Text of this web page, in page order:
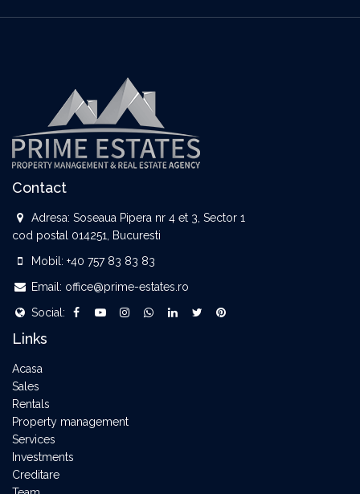
Contact
Adresa: Soseaua Pipera nr 4 et 3, Sector 1
cod postal 014251, Bucuresti
Mobil: +40 757 83 83 83
Email: office@prime-estates.ro
Social:
Links
Acasa
Sales
Rentals
Property management
Services
Investments
Creditare